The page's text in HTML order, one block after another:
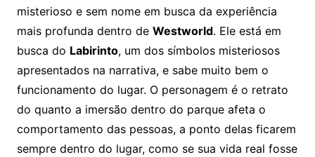
misterioso e sem nome em busca da experiência
mais profunda dentro de Westworld. Ele está em
busca do Labirinto, um dos símbolos misteriosos
apresentados na narrativa, e sabe muito bem o
funcionamento do lugar. O personagem é o retrato
do quanto a imersão dentro do parque afeta o
comportamento das pessoas, a ponto delas ficarem
sempre dentro do lugar, como se sua vida real fosse